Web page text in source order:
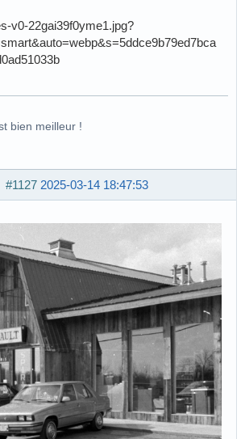
bien meilleur !
#1127 2025-03-14 18:47:53